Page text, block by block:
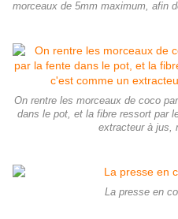
morceaux de 5mm maximum, afin
On rentre les morceaux de coco
dans le pot, et la fibre ressort par
extracteur à jus,
La presse en